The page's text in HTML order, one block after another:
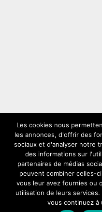
LES PLUS VUS
Copyright © 2026Solex
Les cookies nous
les annonces, d'offrir des
sociaux et d'analyser notre
des informations sur
partenaires de médias
peuvent combiner celles-
vous leur avez fournies ou
utilisation de leurs
vous continuez à